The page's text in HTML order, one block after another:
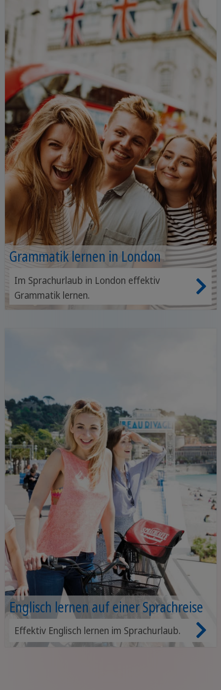
Grammatik lernen in London
Im Sprachurlaub in London effektiv
Grammatik lernen.
Englisch lernen auf einer Sprachreise
Effektiv Englisch lernen im Sprachurlaub.